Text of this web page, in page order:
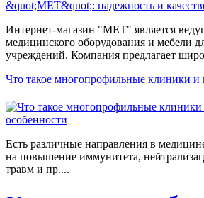
Интернет-магазин "МЕТ" является
медицинского оборудования и мебели
учреждений. Компания предлагает
Что такое многопрофильные клиники
Есть различные направления в
на повышение иммунитета,
травм и пр....